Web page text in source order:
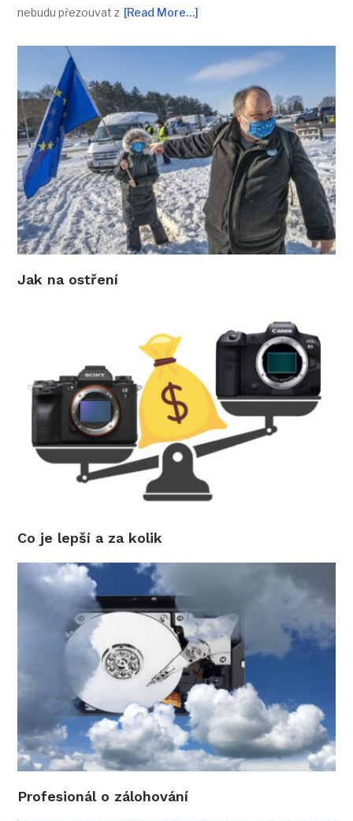
nebudu přezouvat z [Read More…]
Jak na ostření
Co je lepší a za kolik
Profesionál o zálohování